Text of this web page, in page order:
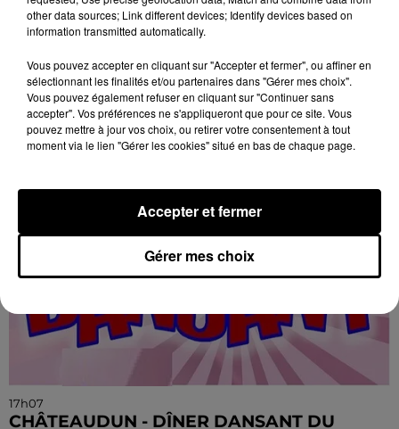
17h11
CHARTRES - DON DU SANG
Lundi 17 août et 12 octobre de 15h00 à 19h00 à
l'hippodrome de Chartres : Don du sang.
17h07
CHÂTEAUDUN - DÎNER DANSANT DU
other data sources; Link different devices; Identify devices based on
information transmitted automatically.
Vous pouvez accepter en cliquant sur "Accepter et fermer", ou affiner en
sélectionnant les finalités et/ou partenaires dans "Gérer mes choix".
Vous pouvez également refuser en cliquant sur "Continuer sans
accepter". Vos préférences ne s'appliqueront que pour ce site. Vous
pouvez mettre à jour vos choix, ou retirer votre consentement à tout
moment via le lien "Gérer les cookies" situé en bas de chaque page.
Gérer mes choix
Accepter et fermer